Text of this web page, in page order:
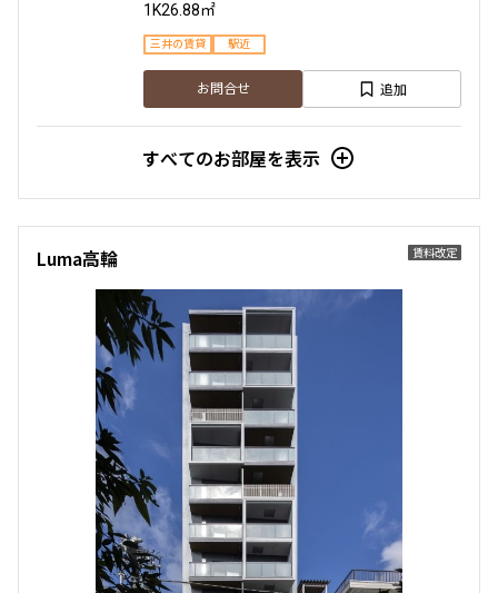
1分以内
5分以内
専任物件
申込無し物件のみ表示
ペット可・相談
楽器可・相談
より詳細な絞り込み
1K26.88㎡
三井の賃貸 駅近
お問合せ 追加
すべてのお部屋を表示
賃料改定
Luma高輪